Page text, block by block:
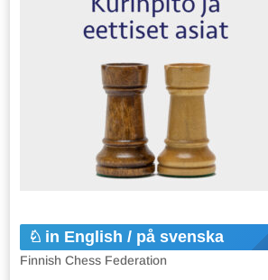
in English / på svenska
Finnish Chess Federation